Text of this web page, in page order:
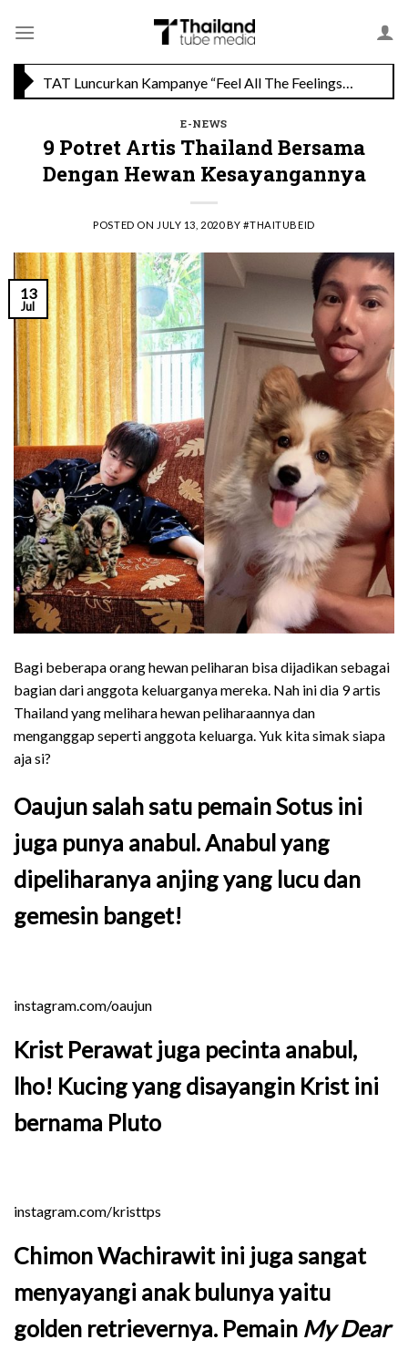
Menikmati Cita Rasa Mewah di Wolfgang’s Steakhouse di Thailand
E-NEWS
9 Potret Artis Thailand Bersama
Dengan Hewan Kesayangannya
POSTED ON JULY 13, 2020 BY#THAITUBEID
13
Jul
Bagi beberapa orang hewan peliharan bisa dijadikan sebagai
bagian dari anggota keluarganya mereka. Nah ini dia 9 artis
Thailand yang melihara hewan peliharaannya dan
menganggap seperti anggota keluarga. Yuk kita simak siapa
aja si?
Oaujun salah satu pemain Sotus ini
juga punya anabul. Anabul yang
dipeliharanya anjing yang lucu dan
gemesin banget!
instagram.com/oaujun
Krist Perawat juga pecinta anabul,
lho! Kucing yang disayangin Krist ini
bernama Pluto
instagram.com/kristtps
Chimon Wachirawit ini juga sangat
menyayangi anak bulunya yaitu
golden retrievernya. Pemain My Dear